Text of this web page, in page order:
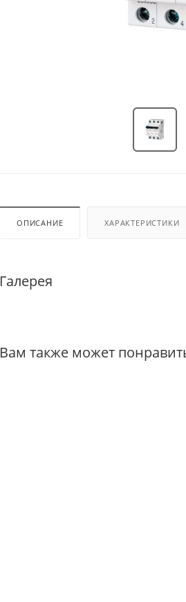
ОПИСАНИЕ ХАРАКТЕРИСТИКИ
Галерея
Вам также может